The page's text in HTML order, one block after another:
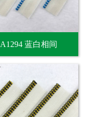
A1294 蓝白相间